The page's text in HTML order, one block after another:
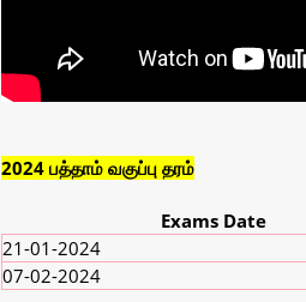
2024 பத்தாம் வகுப்பு தரம்
Exams Date
21-01-2024
07-02-2024